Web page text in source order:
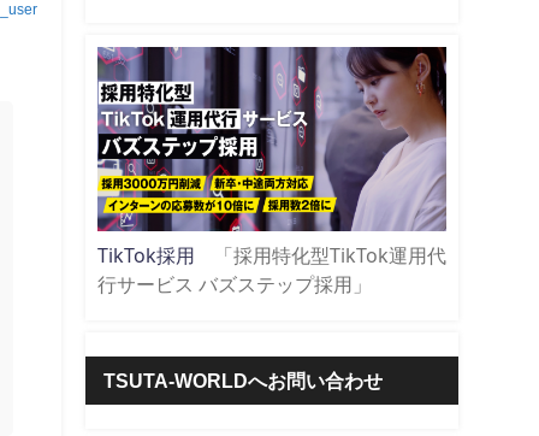
TikTok採用 「採用特化型TikTok運用代
行サービス バズステップ採用」
TSUTA-WORLDへお問い合わせ